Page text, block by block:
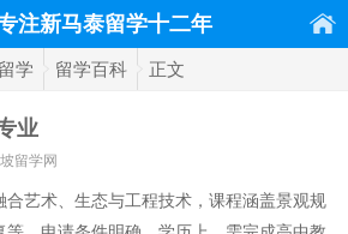
注新马泰留学十二年
学 留学百科 正文
业
留学网
合艺术、生态与工程技术，课程涵盖景观规